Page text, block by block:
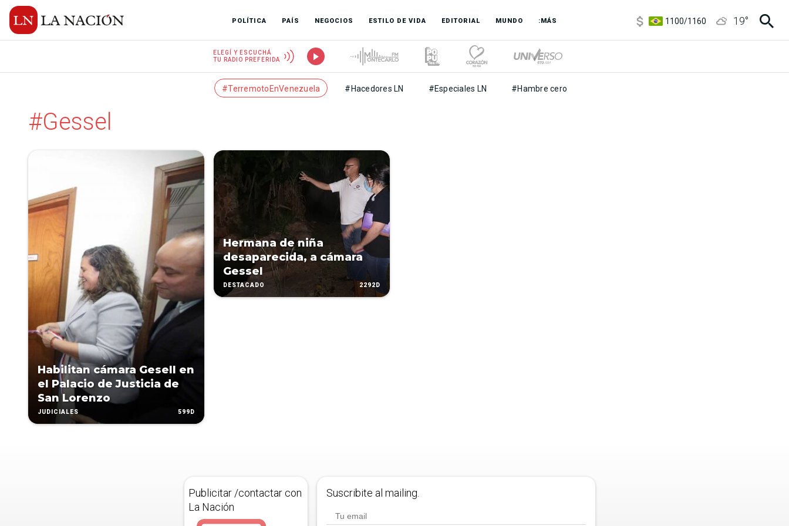
POLÍTICA PAÍS NEGOCIOS ESTILO DE VIDA EDITORIAL MUNDO :MÁS
1100/1160
19°
ELEGÍ Y ESCUCHÁ
TU RADIO PREFERIDA
#TerremotoEnVenezuela #Hacedores LN #Especiales LN #Hambre cero
#Gessel
Habilitan cámara Gesell en
el Palacio de Justicia de
San Lorenzo
JUDICIALES 599D
Hermana de niña
desaparecida, a cámara
Gessel
DESTACADO 2292D
Publicitar /contactar con
La Nación
Suscribite al mailing.